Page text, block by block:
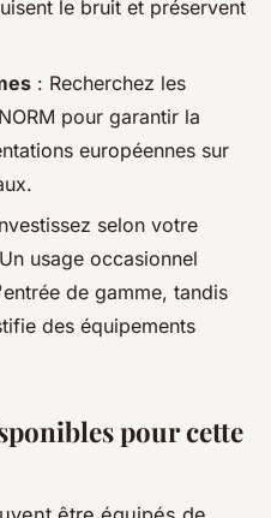
le bruit et préservent
: Recherchez les
pour garantir la
européennes sur
selon votre
usage occasionnel
de gamme, tandis
des équipements
pour cette